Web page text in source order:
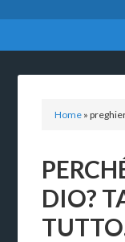
Home »
DIO?